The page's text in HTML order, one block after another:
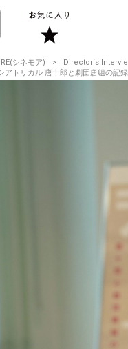
シネモア)
Director‘s
シアトリカル 唐十郎と劇団唐組の